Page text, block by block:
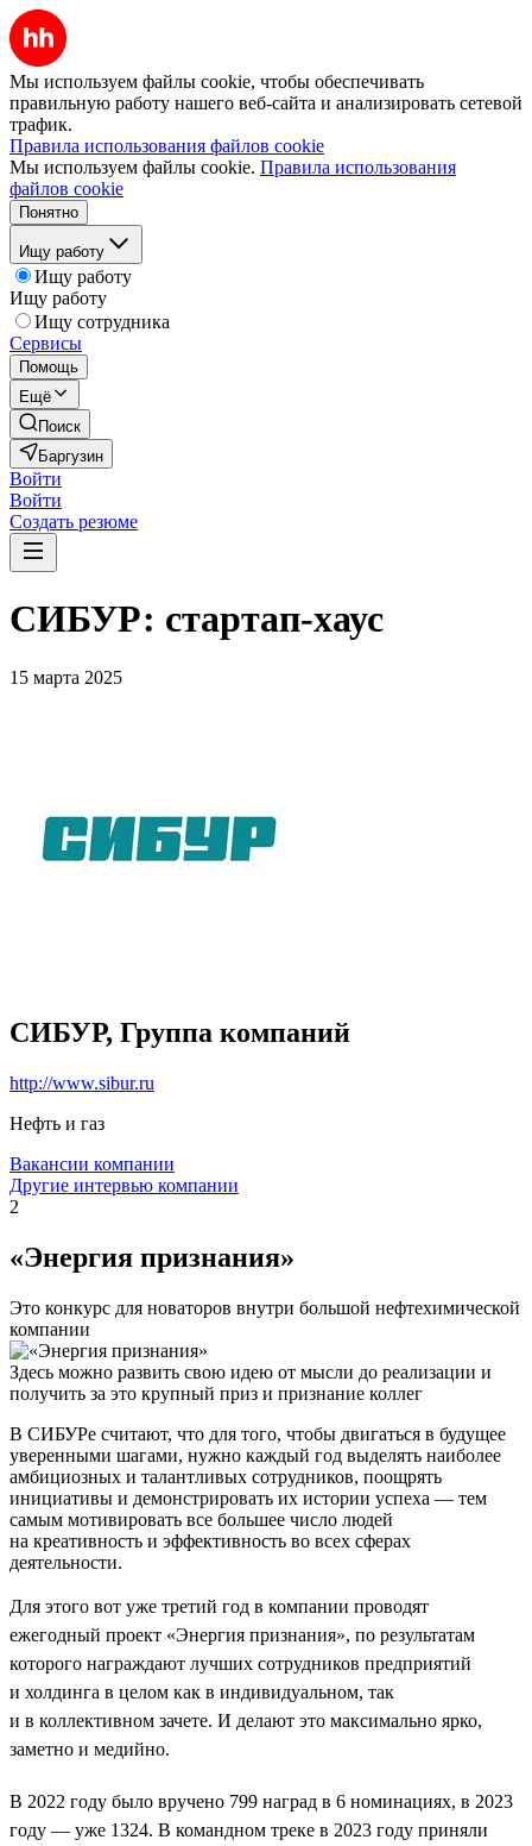
Мы используем файлы cookie, чтобы обеспечивать
правильную работу нашего веб-сайта и анализировать сетевой
трафик.
Правила использования файлов cookie
Мы используем файлы cookie. Правила использования
файлов cookie
Понятно
Ищу работу
Ищу работу
Ищу работу
Ищу сотрудника
Сервисы
Помощь
Ещё
Поиск
Баргузин
Войти
Войти
Создать резюме
СИБУР: стартап-хаус
15 марта 2025
СИБУР, Группа компаний
http://www.sibur.ru
Нефть и газ
Вакансии компании
Другие интервью компании
2
«Энергия признания»
Это конкурс для новаторов внутри большой нефтехимической
компании
Здесь можно развить свою идею от мысли до реализации и
получить за это крупный приз и признание коллег
В СИБУРе считают, что для того, чтобы двигаться в будущее
уверенными шагами, нужно каждый год выделять наиболее
амбициозных и талантливых сотрудников, поощрять
инициативы и демонстрировать их истории успеха — тем
самым мотивировать все большее число людей
на креативность и эффективность во всех сферах
деятельности.
Для этого вот уже третий год в компании проводят
ежегодный проект «Энергия признания», по результатам
которого награждают лучших сотрудников предприятий
и холдинга в целом как в индивидуальном, так
и в коллективном зачете. И делают это максимально ярко,
заметно и медийно.
В 2022 году было вручено 799 наград в 6 номинациях, в 2023
году — уже 1324. В командном треке в 2023 году приняли